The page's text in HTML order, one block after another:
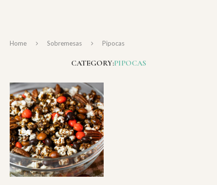
Home Sobremesas Pipocas
CATEGORY:PIPOCAS